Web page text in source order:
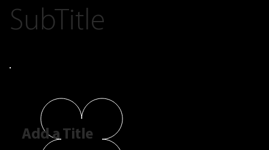
SubTitle
Add a Title